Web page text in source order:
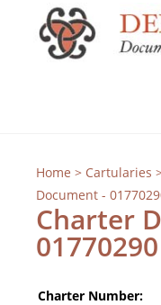
Home > Cartularies
Document -
Charter
01770290
Charter Number: